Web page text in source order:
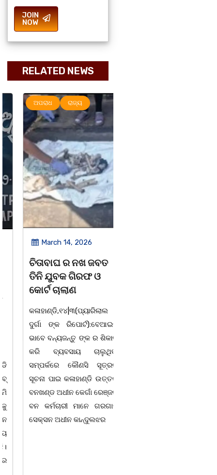
JOIN
NOW
RELATED NEWS
ଅପରାଧ ରାଜ୍ୟ
March 14, 2026
ଚିତାବାଘ ର ନଖ ଜବତ
ତିନି ଯୁବକ ଗିରଫ ଓ
କୋର୍ଟ ଚାଲାଣ
କଳାହାଣ୍ଡି,୧୪|୩(ପ୍ୟାରିଲାଲ
ଦୁର୍ଗା ଙ୍କ ରିପୋର୍ଟ):ବେଆଇନ
ଭାବେ ବନ୍ୟଜନ୍ତୁ ଙ୍କ ର ଶିକାର
କରି ବ୍ୟବସାୟ ଚାଲୁଥିବା
ସମ୍ପର୍କରେ କୌଣସି ସୂତ୍ରରୁ
ସୂଚନା ପାଇ କଳାହାଣ୍ଡି ଉତ୍ତର
ବନଖଣ୍ଡ ଅଧୀନ କେଗାଁ ରେଞ୍ଜର
ବନ କର୍ମଚାରୀ ମାନେ ଗରଗାବ
ସେକ୍ସନ ଅଧୀନ କାନ୍ଦୁଲଝର